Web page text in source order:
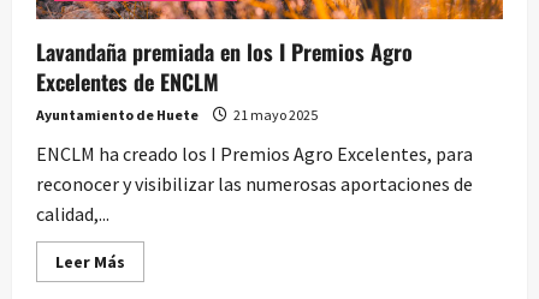
Lavandaña premiada en los I Premios Agro
Excelentes de ENCLM
Ayuntamiento de Huete 21 mayo 2025
ENCLM ha creado los I Premios Agro Excelentes, para
reconocer y visibilizar las numerosas aportaciones de
calidad,...
Leer Más
más